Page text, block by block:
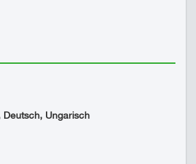
Deutsch, Ungarisch